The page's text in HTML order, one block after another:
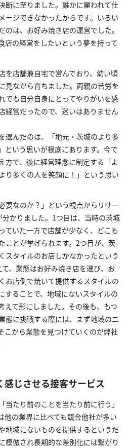
断に至りました。誰かに雇われて仕
ージできなかったからです。いろい
のは、お好み焼き店の運営でした。
店の経営をしたいという夢を持って
を店舗兼自宅で営んでおり、幼い頃
見ながら育ちました。両親の苦労を
でも自分自身にとってやりがいを感
経営だったので、迷いはありません
選んだのは、「地元・茨城のより多
という思いが根底にあります。今で
方で、後に経営理念に制定する「よ
り多くの人を笑顔に！」という思い
要なのか？」という視点からリサー
かりました。1つ目は、当時の茨城
ていた一方で店舗が少なく、どこも
ことが挙げられます。2つ目が、茨
スタイルのお店しかなかったという
、業態はお好み焼き店を選び、お
お店側で焼いて提供するスタイルの
することで、地域にないスタイルの
えて形にしました。その後も、もつ
態に挑戦する際には、まず地域のニ
こから業態を見つけていくのが弊社
じさせる接客サービス
たり前のことを当たり前に行う」
他の業界に比べても競合他社が多い
地域にないものを提供するというだ
模倣され長期的な差別化には繋がり